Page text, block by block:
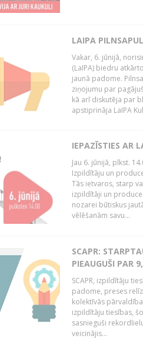
LAIPA
Vakar, 6. jūnijā,
(LaIPA) biedru
jaunā padome.
ziņojumu par
kā arī diskutēja par
apstiprināja LaIPA
IEPAZĪSTIES AR
Jau 6. jūnijā, plkst.
Izpildītāju un
Tās ietvaros, starp
izpildītāji un
nozarei būtiskus
vēlēšanām savu...
SCAPR:
PIEAUGUŠI PAR
SCAPR, izpildītāju
padome, preses
kolektīvās
izpildītāju tiesības,
sasnieguši
veicinājis...